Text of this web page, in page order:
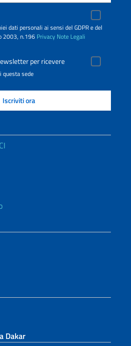
dati personali ai sensi del GDPR e del
2003, n.196 Privacy Note Legali
per ricevere
questa sede
Dakar